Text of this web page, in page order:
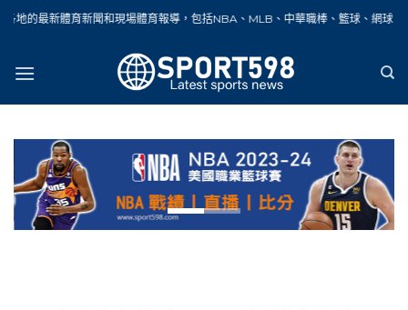
Skip和現場體育報導，包括NBA、MLB、中華職棒、籃球、網球、足球、賽車、自